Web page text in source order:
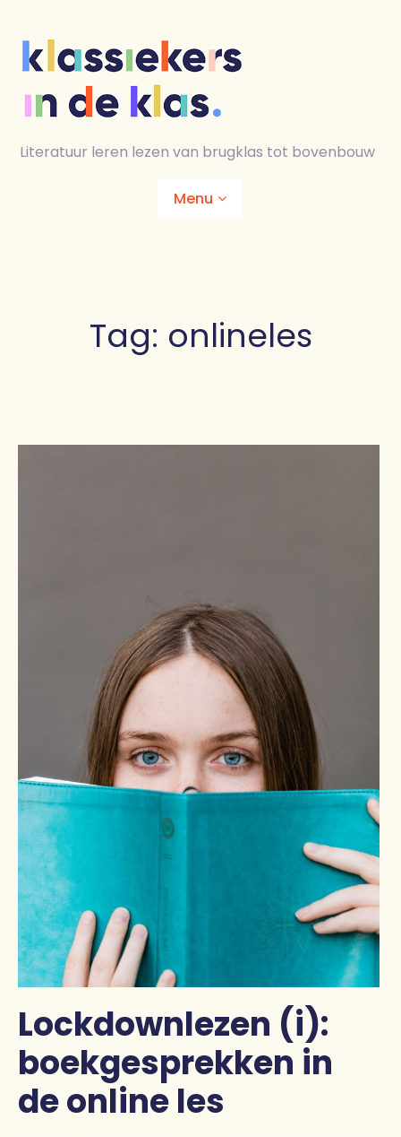
content
Literatuur leren lezen van brugklas tot bovenbouw
Menu
Lesmaterialen
Contact
Tag: onlineles
Lockdownlezen (i):
boekgesprekken in
de online les